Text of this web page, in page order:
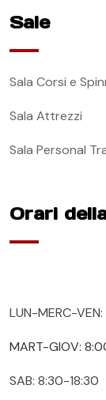
Sale
Sala Corsi e
Sala Attrezzi
Sala Personal
Orari
LUN-MERC-
MART-GIOV:
SAB: 8:30-18:30